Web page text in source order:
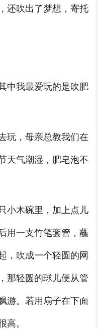
还吹出了梦想，寄托
中我最爱玩的是吹肥
玩，母亲总教我们在
天气潮湿，肥皂泡不
小木碗里，加上点儿
用一支竹笔套管，蘸
，吹成一个轻圆的网
那轻圆的球儿便从管
游。若用扇子在下面
高。